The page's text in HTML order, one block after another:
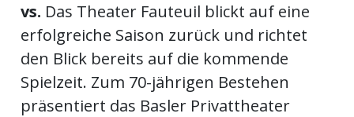
Paper
App
vs. Das Theater Fauteuil blickt auf eine
erfolgreiche Saison zurück und richtet
den Blick bereits auf die kommende
Spielzeit. Zum 70-jährigen Bestehen
präsentiert das Basler Privattheater